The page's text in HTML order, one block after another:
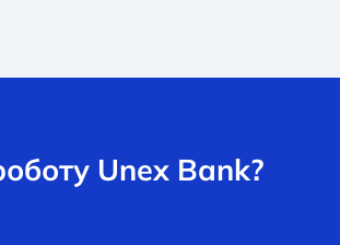
Unex Bank?